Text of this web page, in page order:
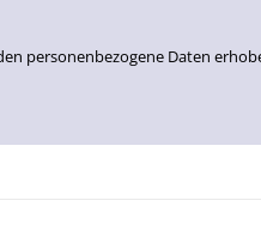
personenbezogene Daten